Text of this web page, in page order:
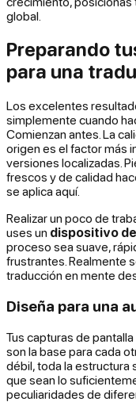
global.
Preparando
para una
Los excelentes
simplemente cuando
Comienzan antes. La
origen es el factor más
versiones localizadas.
frescos y de calidad
se aplica aquí.
Realizar un poco de
uses un dispositivo
proceso sea suave,
frustrantes. Realmente
traducción en mente
Diseña para una
Tus capturas de
son la base para cada
débil, toda la estructura
que sean lo
peculiaridades de